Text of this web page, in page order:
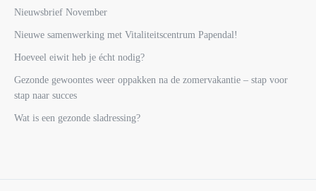
Nieuwsbrief November
Nieuwe samenwerking met Vitaliteitscentrum Papendal!
Hoeveel eiwit heb je écht nodig?
Gezonde gewoontes weer oppakken na de zomervakantie – stap voor
stap naar succes
Wat is een gezonde sladressing?